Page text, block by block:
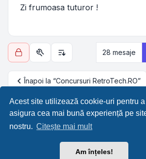
Acest site utilizează cookie-uri pentru a
asigura cea mai bună experiență pe
nostru. Citește mai mult
Am înțeles!
Zi frumoasa tuturor !
Utilitare subiectOpțiuni de sortare și afișare
28 mesaje
Înapoi la “Concursuri RetroTech.RO”